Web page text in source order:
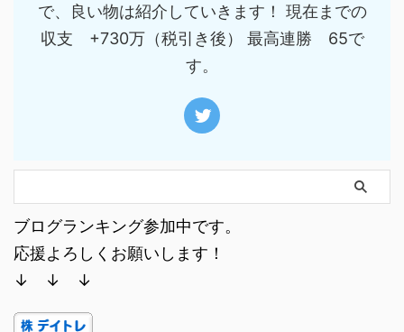
で、良い物は紹介していきます！ 現在までの
収支 +730万（税引き後） 最高連勝 65で
す。
ブログランキング参加中です。
応援よろしくお願いします！
↓ ↓ ↓